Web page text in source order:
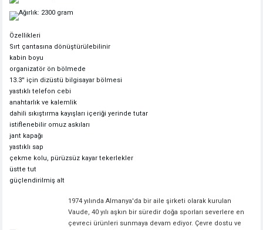
Ağırlık: 2300 gram
Özellikleri
Sırt çantasına dönüştürülebilinir
kabin boyu
organizatör ön bölmede
13.3'' için dizüstü bilgisayar bölmesi
yastıklı telefon cebi
anahtarlık ve kalemlik
dahili sıkıştırma kayışları içeriği yerinde tutar
istiflenebilir omuz askıları
jant kapağı
yastıklı sap
çekme kolu, pürüzsüz kayar tekerlekler
üstte tut
güçlendirilmiş alt
1974 yılında Almanya'da bir aile şirketi olarak kurulan
Vaude, 40 yılı aşkın bir süredir doğa sporları severlere en
çevreci ürünleri sunmaya devam ediyor. Çevre dostu ve